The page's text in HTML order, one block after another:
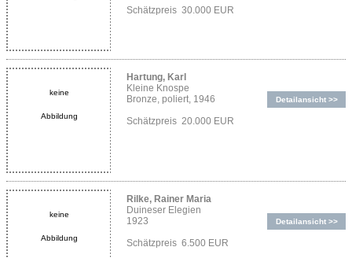
Schätzpreis 30.000 EUR
keine
Abbildung
Hartung, Karl
Kleine Knospe
Bronze, poliert, 1946
Schätzpreis 20.000 EUR
Detailansicht >>
keine
Abbildung
Rilke, Rainer Maria
Duineser Elegien
1923
Schätzpreis 6.500 EUR
Detailansicht >>